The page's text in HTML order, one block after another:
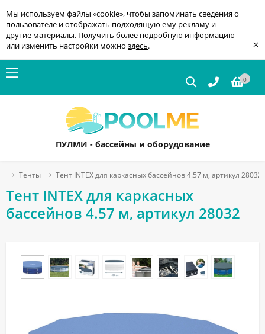
Мы используем файлы «cookie», чтобы запоминать сведения о
пользователе и отображать подходящую ему рекламу и
другие материалы. Получить более подробную информацию
или изменить настройки можно здесь. ×
0
ПУЛМИ - бассейны и оборудование
Тенты Тент INTEX для каркасных бассейнов 4.57 м, артикул 28032
Тент INTEX для каркасных
бассейнов 4.57 м, артикул 28032